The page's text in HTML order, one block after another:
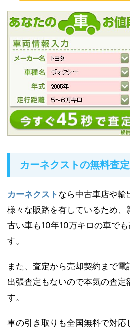
カーネクストの無料査
カーネクスト なら中古車店や輸
様々な販路を有しているため、
古い車も10年10万キロの車で
す。
また、査定から売却契約まで電
出張査定もないので本気の査定
す。
車の引き取りも全国無料で対応